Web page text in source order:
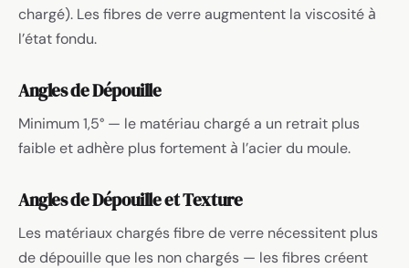
chargé). Les fibres de verre augmentent la viscosité à
l’état fondu.
Angles de Dépouille
Minimum 1,5° — le matériau chargé a un retrait plus
faible et adhère plus fortement à l’acier du moule.
Angles de Dépouille et Texture
Les matériaux chargés fibre de verre nécessitent plus
de dépouille que les non chargés — les fibres créent